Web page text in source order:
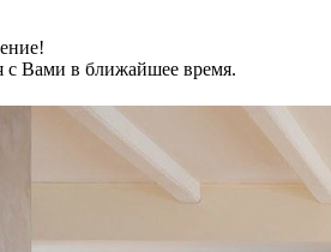
с Вами в ближайшее время.